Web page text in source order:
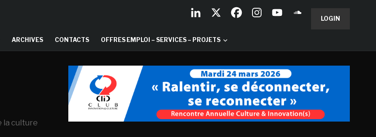
LOGIN
ARCHIVES CONTACTS OFFRES EMPLOI – SERVICES – PROJETS
la culture